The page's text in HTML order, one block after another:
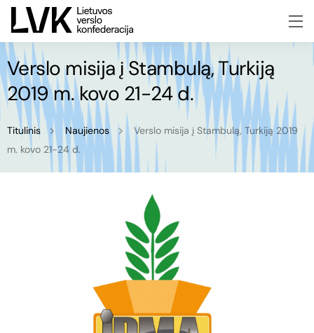
Verslo misija į Stambulą, Turkiją
2019 m. kovo 21-24 d.
Titulinis Naujienos
Verslo misija į Stambulą, Turkiją 2019
m. kovo 21-24 d.